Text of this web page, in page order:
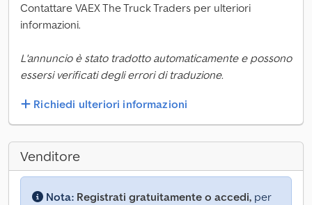
Contattare VAEX The Truck Traders per ulteriori
informazioni.
L'annuncio è stato tradotto automaticamente e possono
essersi verificati degli errori di traduzione.
Richiedi ulteriori informazioni
Venditore
Nota: Registrati gratuitamente o accedi, per